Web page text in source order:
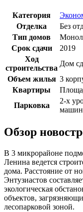
Категория
Отделка
Без
Тип домов
Срок сдачи
2019
Ход
строительства
Дом
Объем жилья 3
Квартиры
Парковка
2-х
Обзор
В 3 микрорайоне
Ленина ведется
дома. Расстояние от
Энтузиастов
экологическая
объектов,
лесопарковой зоной.